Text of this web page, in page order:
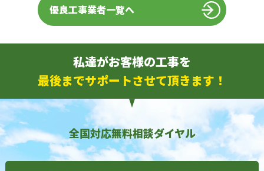
優良工事業者一覧へ
私達がお客様の工事を
最後までサポートさせて頂きます！
全国対応無料相談ダイヤル